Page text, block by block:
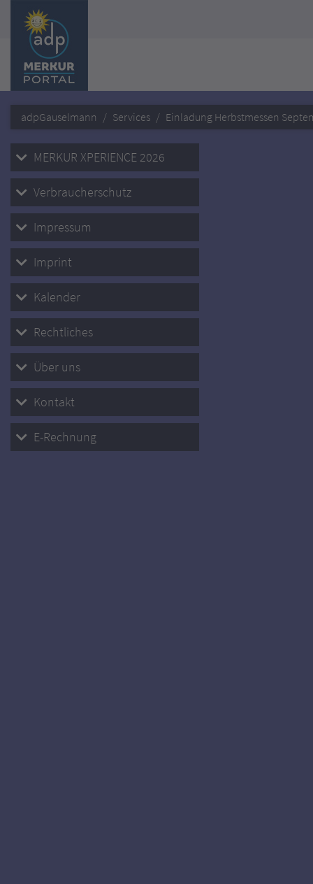
adpGauselmann Services Einladung Herbstmessen
MERKUR XPERIENCE 2026
Verbraucherschutz
Impressum
Imprint
Kalender
Rechtliches
Über uns
Kontakt
E-Rechnung